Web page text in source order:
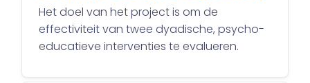
Het doel van het project is om de
effectiviteit van twee dyadische, psycho-
educatieve interventies te evalueren.